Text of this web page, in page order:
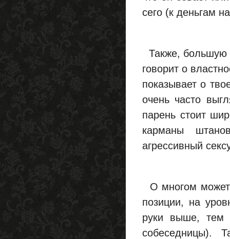
сего (к деньгам
Также, большую
говорит о
показывает о
очень часто
парень стоит
карманы
агрессивный
О многом может
позиции, на
руки выше, тем
собеседницы).